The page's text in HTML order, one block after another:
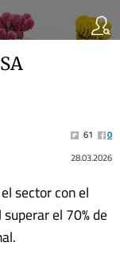
61
0
28.03.2026
sector con el
el 70% de